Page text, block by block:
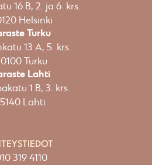
16 B, 2. ja 6. krs.
Helsinki​
Turku
13 A, 5. krs.
Turku
Lahti
1 B, 3. krs.
Lahti
319 4110